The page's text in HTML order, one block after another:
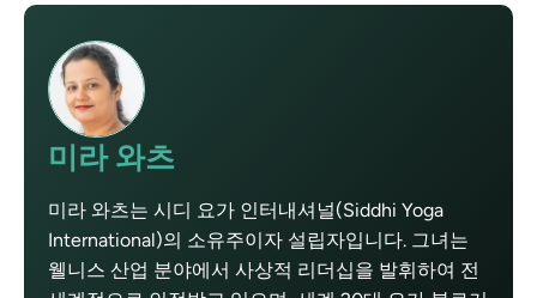
미라 와츠
미라 와츠는 시디 요가 인터내셔널(Siddhi Yoga
International)의 소유주이자 설립자입니다. 그녀는
웰니스 산업 분야에서 사상적 리더십을 발휘하여 전